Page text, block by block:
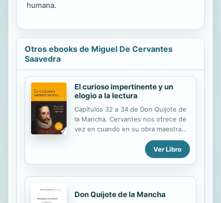
humana.
Otros ebooks de Miguel De Cervantes
Saavedra
El curioso impertinente y un
elogio a la lectura
Capítulos 32 a 34 de Don Quijote de
la Mancha. Cervantes nos ofrece de
vez en cuando en su obra maestra
unas novelitas totalmente
desconectadas de lo que él llama «la
verdadera historia de Don Quijote de
de su misma pluma, no pueden dejar
entretenido y sabroso. Una de ellas,
Ver Libro
Don Quijote de la Mancha